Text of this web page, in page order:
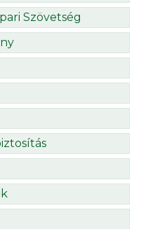
Szövetség